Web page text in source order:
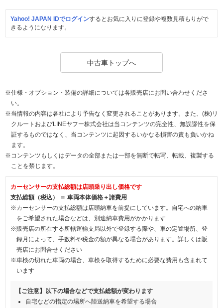
Yahoo! JAPAN IDでログインするとお気に入りに登録や複数見積もりがで
きるようになります。
中古車トップへ
※仕様・オプション・装備の詳細については各販売店にお問い合わせくださ
い。
※当情報の内容は各社により予告なく変更されることがあります。また、(株)リ
クルートおよびLINEヤフー株式会社は当コンテンツの完全性、無誤謬性を保
証するものではなく、当コンテンツに起因するいかなる損害の責も負いかね
ます。
※コンテンツもしくはデータの全部または一部を無断で転写、転載、複製する
ことを禁じます。
カーセンサーの支払総額は店頭乗り出し価格です
支払総額（税込） ＝ 車両本体価格＋諸費用
※カーセンサーの支払総額は店頭納車を前提にしています。自宅への納車
をご希望された場合などは、別途納車費用がかかります
※販売店の所在する所轄運輸支局以外で登録する際や、車の定置場所、登
録月によって、手数料や税金の額が異なる場合があります。詳しくは販
売店にお問合せください
※車検の切れた車両の場合、車検を取得するために必要な費用も含まれて
います
【ご注意】以下の場合などで支払総額が変わります
自宅などの指定の場所へ陸送納車を希望する場合